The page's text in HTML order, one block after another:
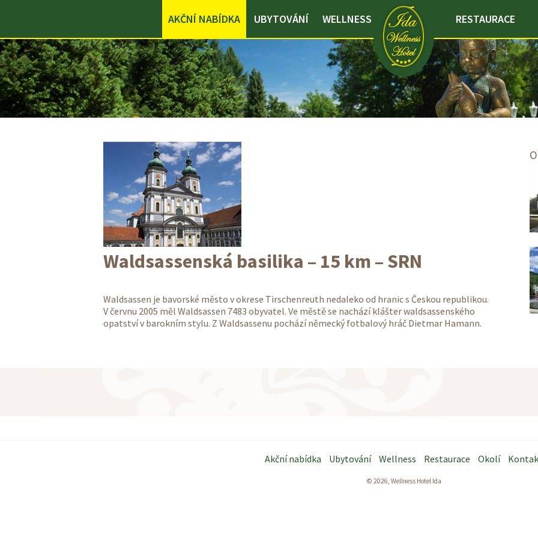
AKČNÍ NABÍDKA UBYTOVÁNÍ WELLNESS RESTAURACE
Waldsassenská basilika – 15 km – SRN
Waldsassen je bavorské město v okrese Tirschenreuth nedaleko od hranic s Českou republikou.
V červnu 2005 měl Waldsassen 7483 obyvatel. Ve městě se nachází klášter waldsassenského
opatství v barokním stylu. Z Waldsassenu pochází německý fotbalový hráč Dietmar Hamann.
Akční nabídka Ubytování Wellness Restaurace Okolí
© 2026, Wellness Hotel Ida